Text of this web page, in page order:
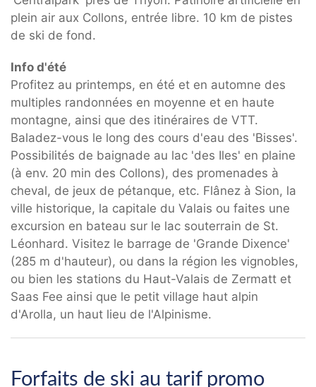
plein air aux Collons, entrée libre. 10 km de pistes
de ski de fond.
Info d'été
Profitez au printemps, en été et en automne des
multiples randonnées en moyenne et en haute
montagne, ainsi que des itinéraires de VTT.
Baladez-vous le long des cours d'eau des 'Bisses'.
Possibilités de baignade au lac 'des Iles' en plaine
(à env. 20 min des Collons), des promenades à
cheval, de jeux de pétanque, etc. Flânez à Sion, la
ville historique, la capitale du Valais ou faites une
excursion en bateau sur le lac souterrain de St.
Léonhard. Visitez le barrage de 'Grande Dixence'
(285 m d'hauteur), ou dans la région les vignobles,
ou bien les stations du Haut-Valais de Zermatt et
Saas Fee ainsi que le petit village haut alpin
d'Arolla, un haut lieu de l'Alpinisme.
Forfaits de ski au tarif promo